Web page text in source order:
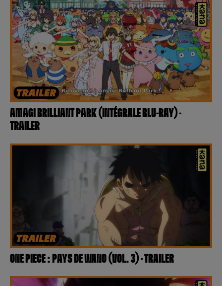
AMAGI BRILLIANT PARK (INTÉGRALE BLU-RAY) –
TRAILER
ONE PIECE : PAYS DE WANO (VOL. 3) – TRAILER